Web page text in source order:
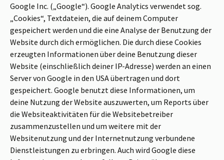
Google Inc. („Google“). Google Analytics verwendet sog.
„Cookies“, Textdateien, die auf deinem Computer
gespeichert werden und die eine Analyse der Benutzung der
Website durch dich ermöglichen. Die durch diese Cookies
erzeugten Informationen über deine Benutzung dieser
Website (einschließlich deiner IP-Adresse) werden an einen
Server von Google in den USA übertragen und dort
gespeichert. Google benutzt diese Informationen, um
deine Nutzung der Website auszuwerten, um Reports über
die Websiteaktivitäten für die Websitebetreiber
zusammenzustellen und um weitere mit der
Websitenutzung und der Internetnutzung verbundene
Dienstleistungen zu erbringen. Auch wird Google diese